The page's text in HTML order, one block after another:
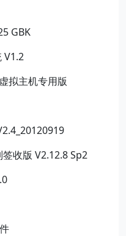
GBK
V1.2
拟主机专用版
收版 V2.12.8 Sp2